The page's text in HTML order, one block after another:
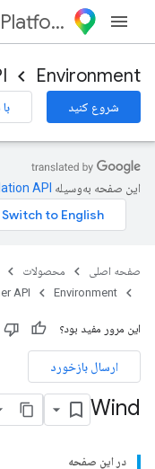
Environment
شروع کنید
این صفحه به‌وسیله
صفحه اصلی محصولات
Environment
API
این مرور مفید بود؟
ارسال بازخورد
Wind
در این صفحه